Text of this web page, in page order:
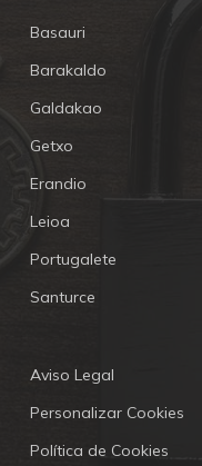
Basauri
Barakaldo
Galdakao
Getxo
Erandio
Leioa
Portugalete
Santurce
Aviso Legal
Personalizar Cookies
Política de Cookies